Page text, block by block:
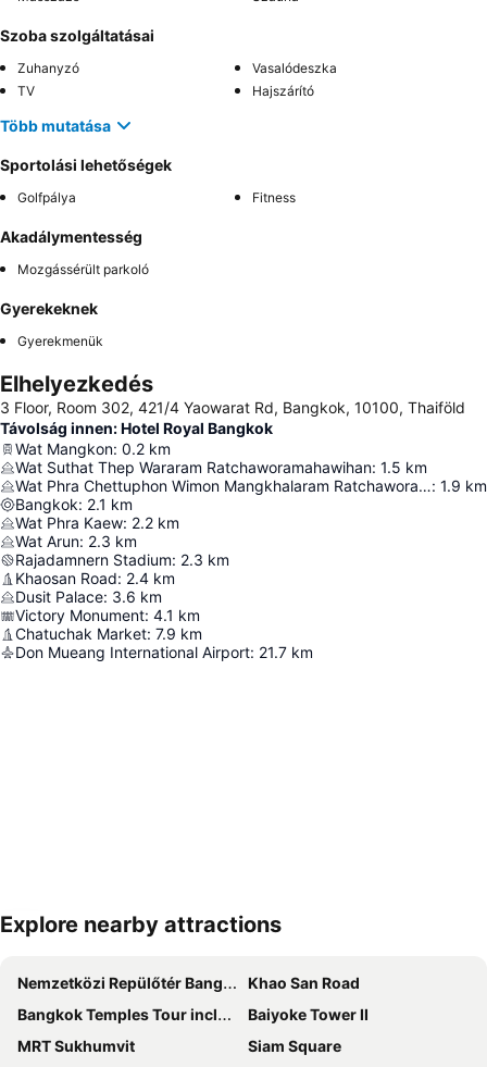
Szoba szolgáltatásai
Zuhanyzó
Vasalódeszka
TV
Hajszárító
Több mutatása
Sportolási lehetőségek
Golfpálya Fitness
Akadálymentesség
Mozgássérült parkoló
Gyerekeknek
Gyerekmenük
Elhelyezkedés
3 Floor, Room 302, 421/4 Yaowarat Rd, Bangkok, 10100, Thaiföld
Távolság innen: Hotel Royal Bangkok
Wat Mangkon: 0.2 km
Wat Suthat Thep Wararam Ratchaworamahawihan: 1.5 km
Wat Phra Chettuphon Wimon Mangkhalaram Ratchaworamahawihan: 1.9 km
Bangkok: 2.1 km
Wat Phra Kaew: 2.2 km
Wat Arun: 2.3 km
Rajadamnern Stadium: 2.3 km
Khaosan Road: 2.4 km
Dusit Palace: 3.6 km
Victory Monument: 4.1 km
Chatuchak Market: 7.9 km
Don Mueang International Airport: 21.7 km
Nagy méretű térkép
Explore nearby attractions
Nemzetközi Repülőtér Bangkok Suvarnabhumi
Khao San Road
Bangkok Temples Tour including reclining Buddha at Wat Pho
Baiyoke Tower II
MRT Sukhumvit
Siam Square